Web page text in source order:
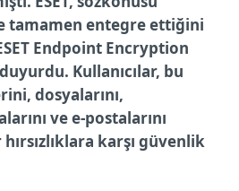
tamamen entegre ettiğini
Endpoint Encryption
duyurdu. Kullanıcılar, bu
dosyalarını,
ve e-postalarını
karşı güvenlik